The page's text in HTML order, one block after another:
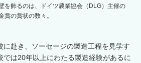
を飾るのは、ドイツ農業協会（DLG）主催の
賞の賞状の数々。
に赴き、ソーセージの製造工程を見学す
では20年以上にわたる製造経験があるに